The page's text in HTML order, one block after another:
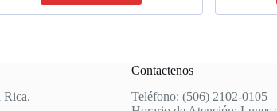
Rica.
Contactenos
Teléfono: (506) 2102-0105